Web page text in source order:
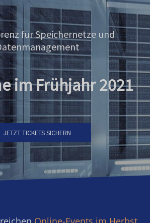
für Speichernetze und
im Frühjahr 2021
JETZT TICKETS SICHERN